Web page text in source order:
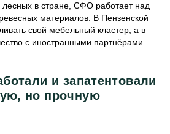
в стране, СФО работает над
материалов. В Пензенской
свой мебельный кластер, а в
с иностранными партнёрами.
и запатентовали
но прочную